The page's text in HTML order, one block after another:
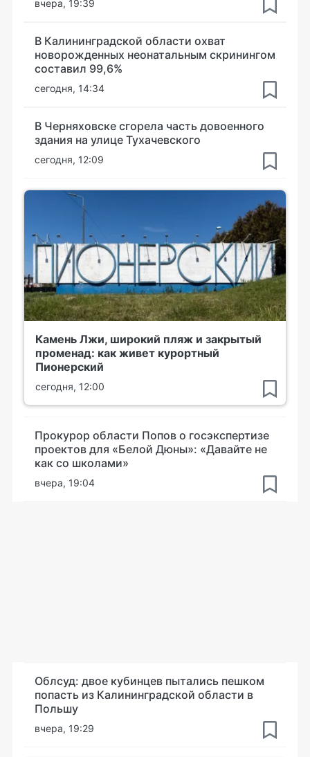
вчера, 19:39
В Калининградской области охват
новорожденных неонатальным скринингом
составил 99,6%
сегодня, 14:34
В Черняховске сгорела часть довоенного
здания на улице Тухачевского
сегодня, 12:09
Камень Лжи, широкий пляж и закрытый
променад: как живет курортный
Пионерский
сегодня, 12:00
Прокурор области Попов о госэкспертизе
проектов для «Белой Дюны»: «Давайте не
как со школами»
вчера, 19:04
Облсуд: двое кубинцев пытались пешком
попасть из Калининградской области в
Польшу
вчера, 19:29